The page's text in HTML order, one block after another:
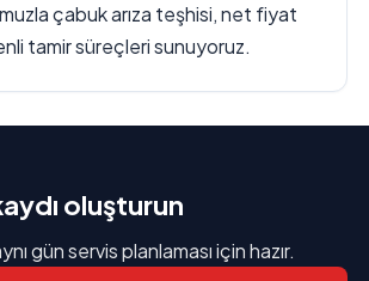
çabuk arıza teşhisi, net fiyat
tamir süreçleri sunuyoruz.
oluşturun
gün servis planlaması için hazır.